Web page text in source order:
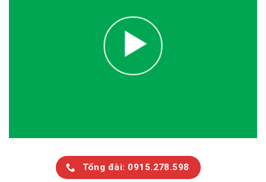
Tổng đài: 0915.278.598